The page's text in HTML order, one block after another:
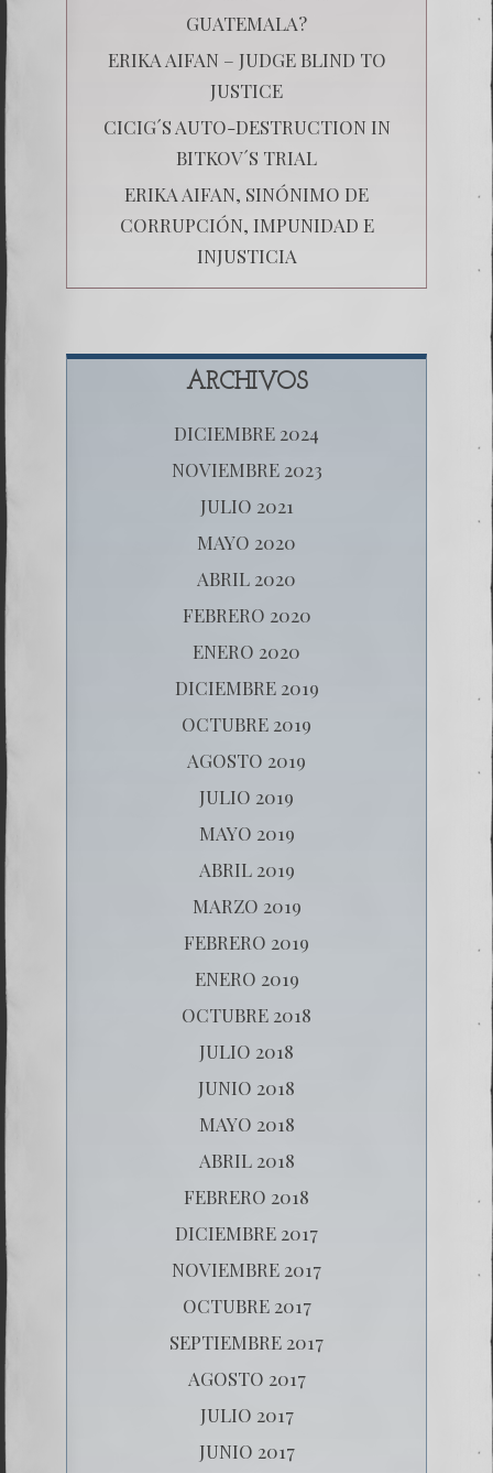
GUATEMALA?
ERIKA AIFAN – JUDGE BLIND TO
JUSTICE
CICIG´S AUTO-DESTRUCTION IN
BITKOV´S TRIAL
ERIKA AIFAN, SINÓNIMO DE
CORRUPCIÓN, IMPUNIDAD E
INJUSTICIA
ARCHIVOS
DICIEMBRE 2024
NOVIEMBRE 2023
JULIO 2021
MAYO 2020
ABRIL 2020
FEBRERO 2020
ENERO 2020
DICIEMBRE 2019
OCTUBRE 2019
AGOSTO 2019
JULIO 2019
MAYO 2019
ABRIL 2019
MARZO 2019
FEBRERO 2019
ENERO 2019
OCTUBRE 2018
JULIO 2018
JUNIO 2018
MAYO 2018
ABRIL 2018
FEBRERO 2018
DICIEMBRE 2017
NOVIEMBRE 2017
OCTUBRE 2017
SEPTIEMBRE 2017
AGOSTO 2017
JULIO 2017
JUNIO 2017